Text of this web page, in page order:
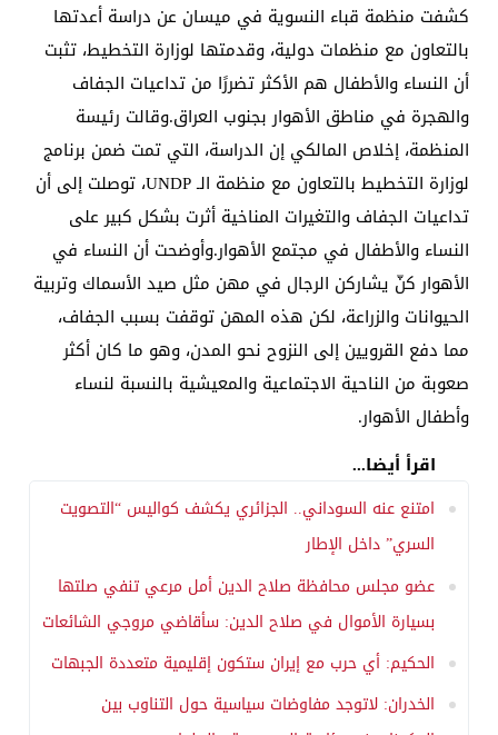
كشفت منظمة قباء النسوية في ميسان عن دراسة أعدتها
بالتعاون مع منظمات دولية، وقدمتها لوزارة التخطيط، تثبت
أن النساء والأطفال هم الأكثر تضررًا من تداعيات الجفاف
والهجرة في مناطق الأهوار بجنوب العراق.وقالت رئيسة
المنظمة، إخلاص المالكي إن الدراسة، التي تمت ضمن برنامج
لوزارة التخطيط بالتعاون مع منظمة الـ UNDP، توصلت إلى أن
تداعيات الجفاف والتغيرات المناخية أثرت بشكل كبير على
النساء والأطفال في مجتمع الأهوار.وأوضحت أن النساء في
الأهوار كنّ يشاركن الرجال في مهن مثل صيد الأسماك وتربية
الحيوانات والزراعة، لكن هذه المهن توقفت بسبب الجفاف،
مما دفع القرويين إلى النزوح نحو المدن، وهو ما كان أكثر
صعوبة من الناحية الاجتماعية والمعيشية بالنسبة لنساء
وأطفال الأهوار.
اقرأ أيضا...
امتنع عنه السوداني.. الجزائري يكشف كواليس “التصويت
السري” داخل الإطار
عضو مجلس محافظة صلاح الدين أمل مرعي تنفي صلتها
بسيارة الأموال في صلاح الدين: سأقاضي مروجي الشائعات
الحكيم: أي حرب مع إيران ستكون إقليمية متعددة الجبهات
الخدران: لاتوجد مفاوضات سياسية حول التناوب بين